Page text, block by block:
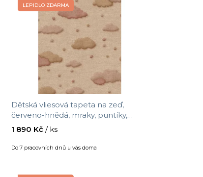
í
t
ů
LEPIDLO ZDARMA
Dětská vliesová tapeta na zeď,
červeno-hnědá, mraky, puntíky,
363162, Tiny Treasures, Eijffinger,
velikost 10 x 0,52 m
Do 7 pracovních dnů u vás doma
1 890 Kč / ks